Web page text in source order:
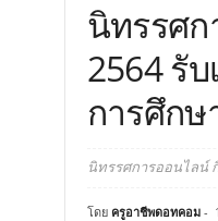
นิทรรศ
2564 รั
การศึก
นิทรรศการออนไลน์
โดย ครูอาชีพดอทคอม-